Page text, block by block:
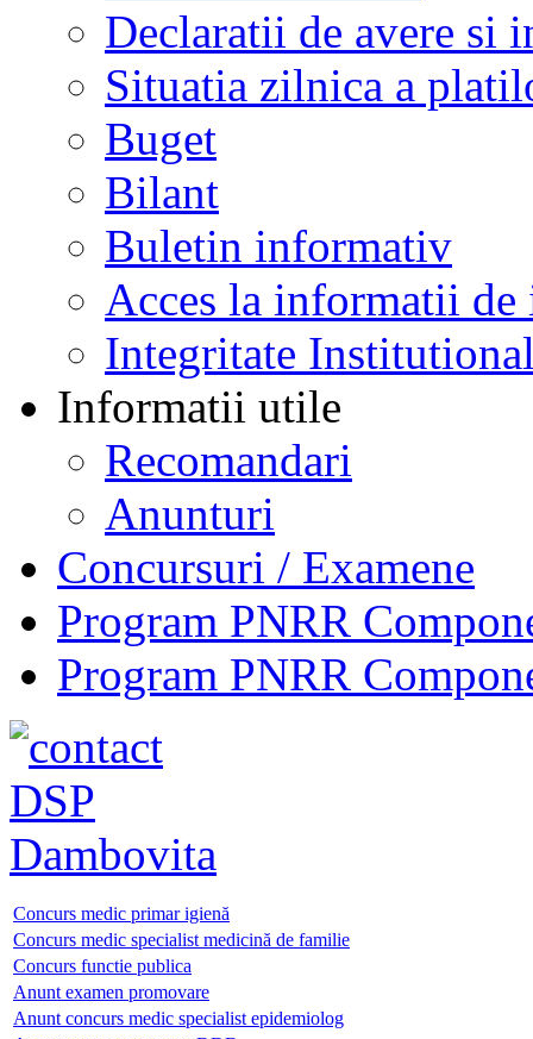
Declaratii de avere si
Situatia zilnica a
Buget
Bilant
Buletin informativ
Acces la informatii de
Integritate
Informatii utile
Recomandari
Anunturi
Concursuri / Examene
Program PNRR
Program PNRR
Concurs medic primar igienă
Concurs medic specialist medicină de familie
Concurs functie publica
Anunt examen promovare
Anunt concurs medic specialist epidemiolog